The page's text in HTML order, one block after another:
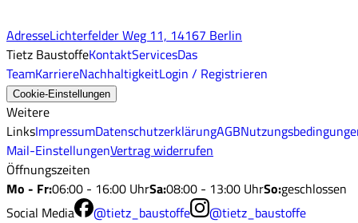
AdresseLichterfelder Weg 11, 14167 Berlin
Tietz BaustoffeKontaktServicesDas
TeamKarriereNachhaltigkeitLogin / Registrieren
Cookie-Einstellungen
Weitere
LinksImpressumDatenschutzerklärungAGB
Mail-EinstellungenVertrag widerrufen
Öffnungszeiten
Mo - Fr:06:00 - 16:00 UhrSa:08:00 - 13:00 UhrSo:geschlossen
Social Media
@tietz_baustoffe @tietz_baustoffe